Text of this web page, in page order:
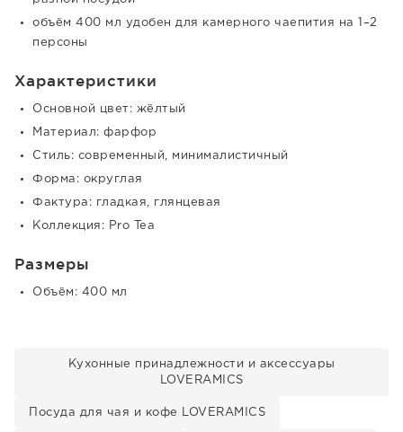
объём 400 мл удобен для камерного чаепития на 1–2
персоны
Характеристики
Основной цвет: жёлтый
Материал: фарфор
Стиль: современный, минималистичный
Форма: округлая
Фактура: гладкая, глянцевая
Коллекция: Pro Tea
Размеры
Объём: 400 мл
Кухонные принадлежности и аксессуары
LOVERAMICS
Посуда для чая и кофе LOVERAMICS